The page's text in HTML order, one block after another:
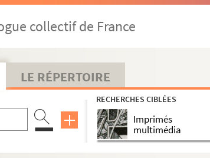
collectif de France
LE RÉPERTOIRE
RECHERCHES CIBLÉES
Imprimés
multimédia
Boukinhem et les Anglois se partirent de Calais, et de
Saint Py et le sire de Fransures pour suioient les Anglois.
Brumeu et ses enfans furent pris des Anglois et toute sa
gasterent et ardirent le pays de Champaigne. Et
vindrent devant Troyes, et des bastides que le duc de
les Anglois firent devant Troyes, et comment ilz
chevauchoient et pilloient tout le pays de Beausse et